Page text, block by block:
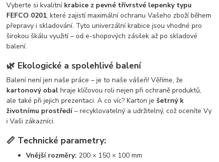
Vyberte si kvalitní krabice z pevné třívrstvé lepenky typu
FEFCO 0201, které zajistí maximální ochranu Vašeho zboží během
přepravy i skladování. Tyto univerzální krabice jsou vhodné pro
širokou škálu využití – od e-shopových zásilek až po skladové
balení.
🌿 Ekologické a spolehlivé balení
Balení není jen naše práce – je to naše vášeň! Věříme, že
kartonový obal hraje klíčovou roli nejen při ochraně produktů,
ale také při jejich prezentaci. A co víc? Karton ješetrný k
životnímu prostředí– recyklovatelný a udržitelný, což oceníte Vy
i Vaši zákazníci.
📏 Technické parametry:
Vnější rozměry: 200 × 150 × 100 mm